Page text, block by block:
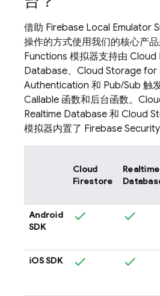
借助 Firebase Local Emulator
操作的方式使用我们的核心产品
Functions 模拟器支持由 Cloud
Database、 Cloud Storage for
Authentication 和 Pub/Sub 触
Callable 函数和后台函数。
Realtime Database 和 Cloud
模拟器内置了 Firebase
Cloud
Firestore
Realtime
Android
SDK
iOS SDK